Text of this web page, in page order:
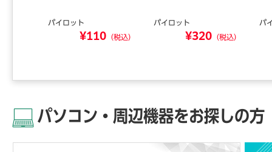
パイロット
¥110 （税込）
パイロット
¥320 （税込）
パ
パソコン・周辺機器をお探しの方